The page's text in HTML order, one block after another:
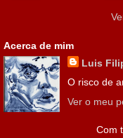
Acerca de mim
Luis
O risco de
Ver o meu
Com